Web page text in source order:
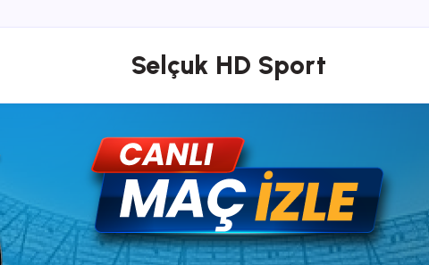
Selçuk HD Sport